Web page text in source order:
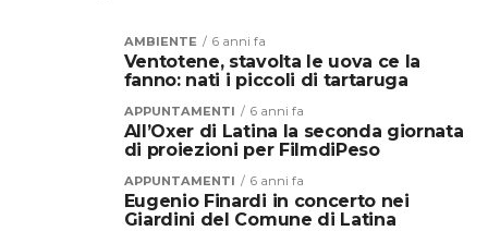
AMBIENTE 6 anni fa
Ventotene, stavolta le uova ce la
fanno: nati i piccoli di tartaruga
APPUNTAMENTI 6 anni fa
All’Oxer di Latina la seconda giornata
di proiezioni per FilmdiPeso
APPUNTAMENTI 6 anni fa
Eugenio Finardi in concerto nei
Giardini del Comune di Latina